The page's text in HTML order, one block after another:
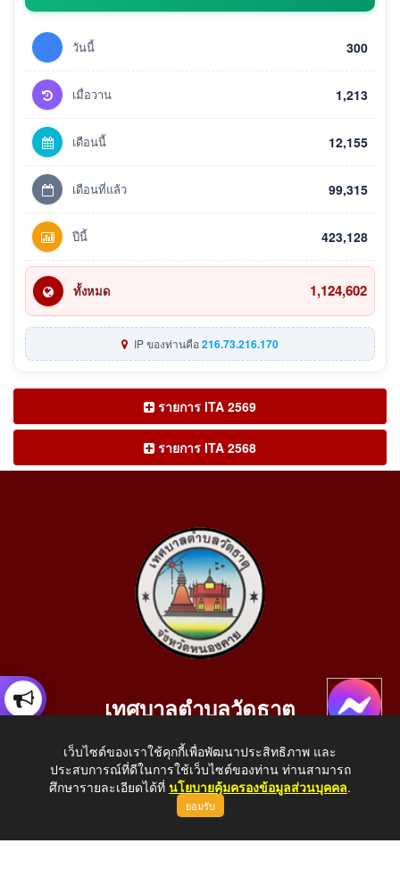
วันนี้ 300
เมื่อวาน 1,213
เดือนนี้ 12,155
เดือนที่แล้ว 99,315
ปีนี้ 423,128
ทั้งหมด 1,124,602
IP ของท่านคือ216.73.216.170
รายการ ITA 2569
รายการ ITA 2568
เทศบาลตำบลวัดธาตุ
อ.เมือง จ.หนองคาย 43000
โทรศัพท์: 042-414758 โทรสาร: 042-414759
E-Mail: saraban_05430110@dla.go.th
เว็บไซต์ของเราใช้คุกกี้เพื่อพัฒนาประสิทธิภาพ และ
ประสบการณ์ที่ดีในการใช้เว็บไซต์ของท่าน ท่านสามารถ
ศึกษารายละเอียดได้ที่ นโยบายคุ้มครองข้อมูลส่วนบุคคล.
ยอมรับ